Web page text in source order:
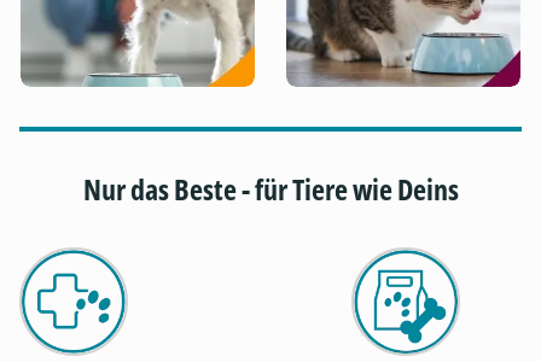
Nur das Beste - für Tiere wie Deins